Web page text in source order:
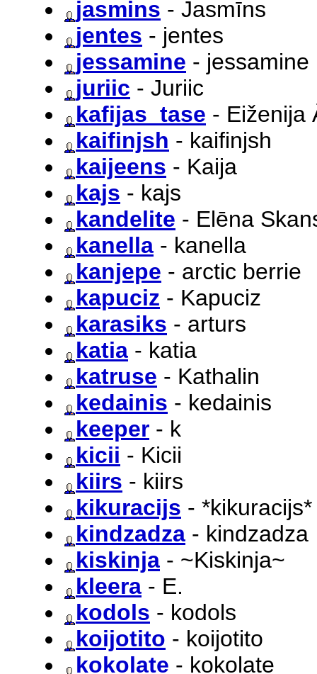
jasmins - Jasmīns
jentes - jentes
jessamine - jessamine
juriic - Juriic
kafijas_tase - Eiženija
kaifinjsh - kaifinjsh
kaijeens - Kaija
kajs - kajs
kandelite - Elēna
kanella - kanella
kanjepe - arctic berrie
kapuciz - Kapuciz
karasiks - arturs
katia - katia
katruse - Kathalin
kedainis - kedainis
keeper - k
kicii - Kicii
kiirs - kiirs
kikuracijs - *kikuracijs*
kindzadza - kindzadza
kiskinja - ~Kiskinja~
kleera - E.
kodols - kodols
koijotito - koijotito
kokolate - kokolate